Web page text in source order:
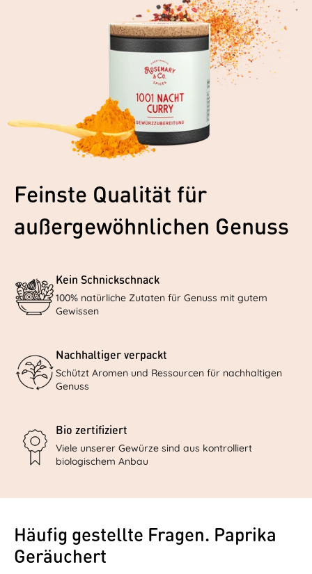
Feinste Qualität für
außergewöhnlichen Genuss
Kein Schnickschnack
100% natürliche Zutaten für Genuss mit gutem
Gewissen
Nachhaltiger verpackt
Schützt Aromen und Ressourcen für nachhaltigen
Genuss
Bio zertifiziert
Viele unserer Gewürze sind aus kontrolliert
biologischem Anbau
Häufig gestellte Fragen. Paprika
Geräuchert